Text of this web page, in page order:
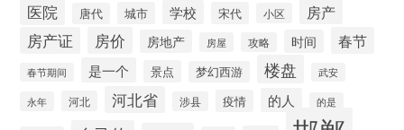
医院 唐代 城市 学校 宋代 小区 房产
房产证 房价 房地产 房屋 攻略 时间 春节
春节期间 是一个 景点 梦幻西游 楼盘 武安
永年 河北 河北省 涉县 疫情 的人 的是